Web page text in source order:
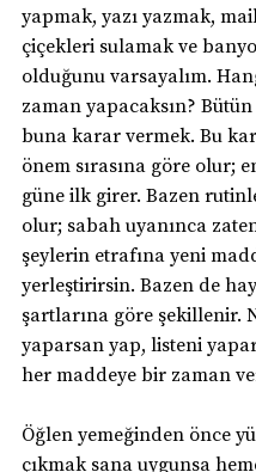
yapmak, yazı yazmak,
çiçekleri sulamak ve
olduğunu varsayalım.
zaman yapacaksın?
buna karar vermek. Bu
önem sırasına göre olur;
güne ilk girer. Bazen
olur; sabah uyanınca
şeylerin etrafına yeni
yerleştirirsin. Bazen de
şartlarına göre şekillenir.
yaparsan yap, listeni
her maddeye bir zaman
Öğlen yemeğinden önce
çıkmak sana uygunsa